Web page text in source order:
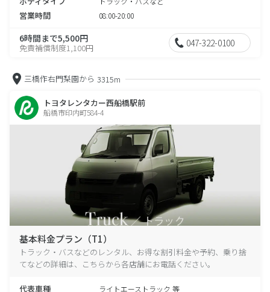
営業時間 08:00-20:00
6時間まで5,500円
免責補償制度1,100円 047-322-0100
三橋作右門梨園から 3315m
トヨタレンタカー西船橋駅前
船橋市印内町584-4
基本料金プラン（T1）
トラック・バスなどのレンタル、お得な割引料金や予約、乗り捨
てなどの詳細は、こちらから各店舗にお電話ください。
代表車種 ライトエーストラック 等